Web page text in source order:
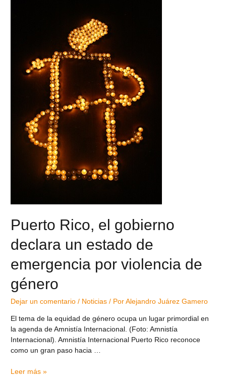
Puerto Rico, el gobierno
declara un estado de
emergencia por violencia de
género
Dejar un comentario / Noticias / PorAlejandro Juárez Gamero
El tema de la equidad de género ocupa un lugar primordial en
la agenda de Amnistía Internacional. (Foto: Amnistía
Internacional). Amnistía Internacional Puerto Rico reconoce
como un gran paso hacia …
Leer más »